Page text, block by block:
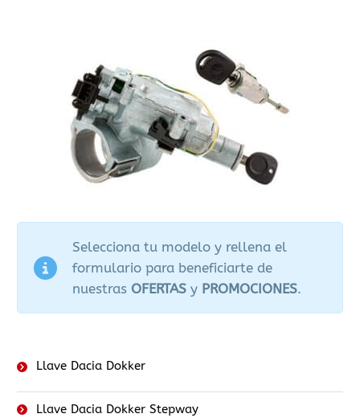
Selecciona tu modelo y rellena el
formulario para beneficiarte de
nuestras OFERTAS y PROMOCIONES.
Llave Dacia Dokker
Llave Dacia Dokker Stepway